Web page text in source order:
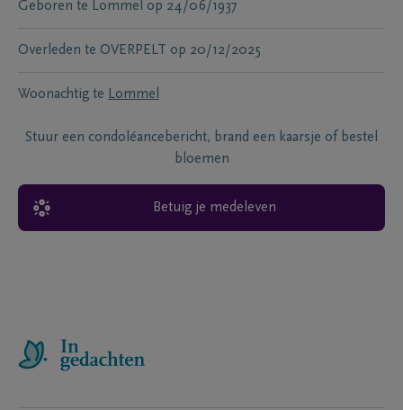
Geboren te Lommel op 24/06/1937
Overleden te OVERPELT op 20/12/2025
Woonachtig te Lommel
Stuur een condoléancebericht, brand een kaarsje of bestel
bloemen
Betuig je medeleven